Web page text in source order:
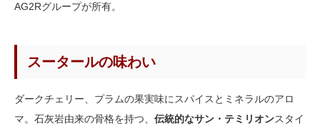
AG2Rグループが所有。
スータールの味わい
ダークチェリー、プラムの果実味にスパイスとミネラルのアロ
マ。石灰岩由来の骨格を持つ、 伝統的なサン・テミリオンスタイ